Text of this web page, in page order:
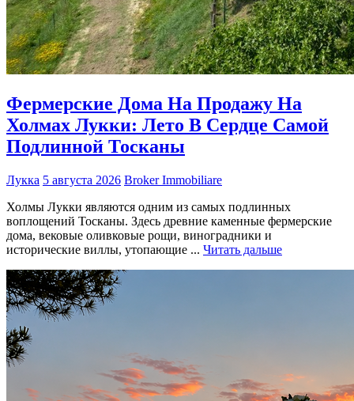
Фермерские Дома На Продажу На
Холмах Лукки: Лето В Сердце Самой
Подлинной Тосканы
Лукка 5 августа 2026 Broker Immobiliare
Холмы Лукки являются одним из самых подлинных
воплощений Тосканы. Здесь древние каменные фермерские
дома, вековые оливковые рощи, виноградники и
исторические виллы, утопающие ... Читать дальше